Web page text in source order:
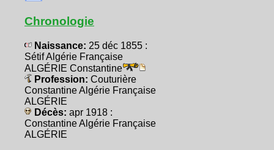
Chronologie
Naissance: 25 déc 1855 :
Sétif Algérie Française
ALGÉRIE Constantine
Profession: Couturière
Constantine Algérie Française
ALGÉRIE
Décès: apr 1918 :
Constantine Algérie Française
ALGÉRIE